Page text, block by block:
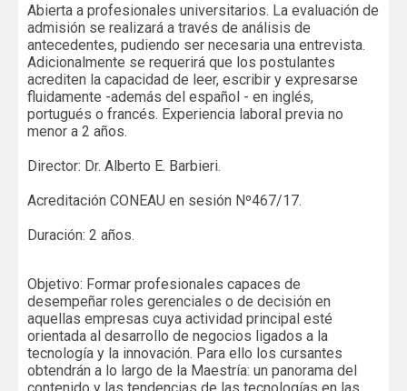
Abierta a profesionales universitarios. La evaluación de
admisión se realizará a través de análisis de
antecedentes, pudiendo ser necesaria una entrevista.
Adicionalmente se requerirá que los postulantes
acrediten la capacidad de leer, escribir y expresarse
fluidamente -además del español - en inglés,
portugués o francés. Experiencia laboral previa no
menor a 2 años.
Director: Dr. Alberto E. Barbieri.
Acreditación CONEAU en sesión Nº467/17.
Duración: 2 años.
Objetivo: Formar profesionales capaces de
desempeñar roles gerenciales o de decisión en
aquellas empresas cuya actividad principal esté
orientada al desarrollo de negocios ligados a la
tecnología y la innovación. Para ello los cursantes
obtendrán a lo largo de la Maestría: un panorama del
contenido y las tendencias de las tecnologías en las